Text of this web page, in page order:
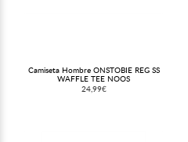
Camiseta Hombre ONSTOBIE REG SS
WAFFLE TEE NOOS
24,99€